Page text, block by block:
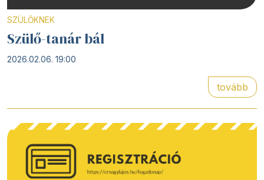
SZÜLŐKNEK
Szülő-tanár bál
2026.02.06. 19:00
tovább